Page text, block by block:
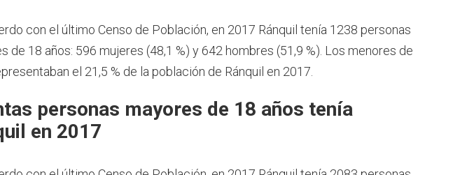
con el último Censo de Población, en 2017 Ránquil tenía 1238 personas
de 18 años: 596 mujeres (48,1 %) y 642 hombres (51,9 %). Los menores de
el 21,5 % de la población de Ránquil en 2017.
personas mayores de 18 años tenía
en 2017